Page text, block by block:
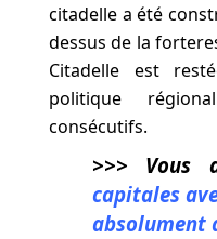
citadelle a été
dessus de la
Citadelle est
politique
consécutifs.
>>> Vous
capitales
absolument